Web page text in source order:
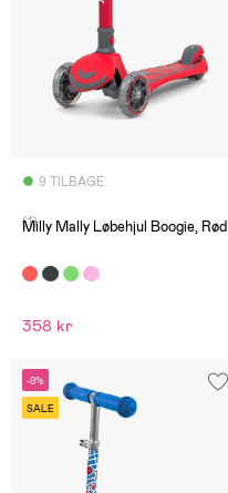
9 TILBAGE
(1)
Milly Mally Løbehjul Boogie, Rød
358 kr
-9%
SALE